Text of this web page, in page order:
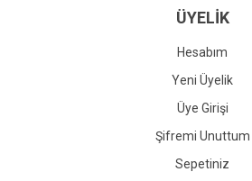
ÜYELİK
Hesabım
Yeni Üyelik
Üye Girişi
Şifremi Unuttum
Sepetiniz